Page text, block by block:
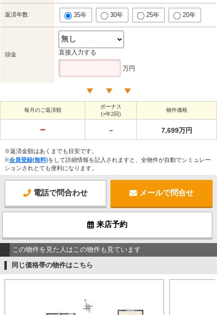
返済年数 35年 30年 25年 20年
頭金 直接入力する
万円
毎月のご返済額
ボーナス
(×年2回)
物件価格
－ － 7,699万円
※返済金額はあくまでも目安です。
※会員登録(無料)をして詳細情報を記入されますと、全物件が自動でシミュレー
ションされとても便利になります。
電話で問合わせ メールで問合せ
来店予約
この物件を見た人はこの物件も見ています
同じ価格帯の物件はこちら